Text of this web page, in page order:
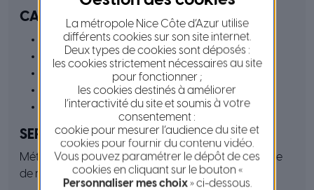
CAPITAINERIE
Tél. 04 93 78 28 46
mail :directeur@portdecapdail.com
www.portdecapdail.fr
facebook : port de Cap d’Ail
VHF : 9
SERVICES
Météo, wifi, toilettes, aire de carénage publique, cale
de mise à l’eau, vidéosurveillance
La métropole Nice Côte d’Azur utilise
différents cookies sur son site internet.
Deux types de cookies sont déposés :
les cookies strictement nécessaires au site
pour fonctionner ;
les cookies destinés à améliorer
l’interactivité du site et soumis à votre
consentement :
cookie pour mesurer l’audience du site et
cookies pour fournir du contenu vidéo.
Vous pouvez paramétrer le dépôt de ces
cookies en cliquant sur le bouton «
Personnaliser mes choix» ci-dessous.